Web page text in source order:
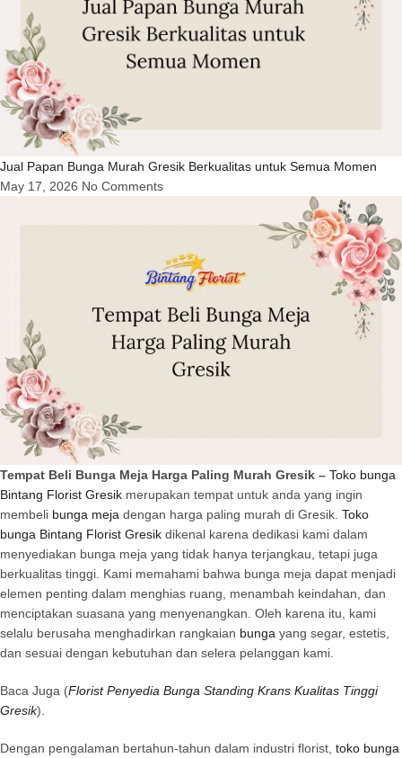
Jual Papan Bunga Murah Gresik Berkualitas untuk Semua Momen
May 17, 2026 No Comments
Tempat Beli Bunga Meja Harga Paling Murah Gresik – Toko bunga
Bintang Florist Gresik merupakan tempat untuk anda yang ingin
membeli bunga meja dengan harga paling murah di Gresik. Toko
bunga Bintang Florist Gresik dikenal karena dedikasi kami dalam
menyediakan bunga meja yang tidak hanya terjangkau, tetapi juga
berkualitas tinggi. Kami memahami bahwa bunga meja dapat menjadi
elemen penting dalam menghias ruang, menambah keindahan, dan
menciptakan suasana yang menyenangkan. Oleh karena itu, kami
selalu berusaha menghadirkan rangkaian bunga yang segar, estetis,
dan sesuai dengan kebutuhan dan selera pelanggan kami.
Baca Juga (Florist Penyedia Bunga Standing Krans Kualitas Tinggi
Gresik).
Dengan pengalaman bertahun-tahun dalam industri florist, toko bunga